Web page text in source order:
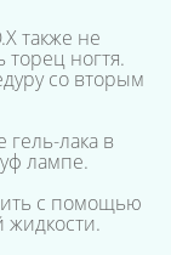
также не
торец ногтя.
со вторым
лака в
лампе.
с помощью
жидкости.